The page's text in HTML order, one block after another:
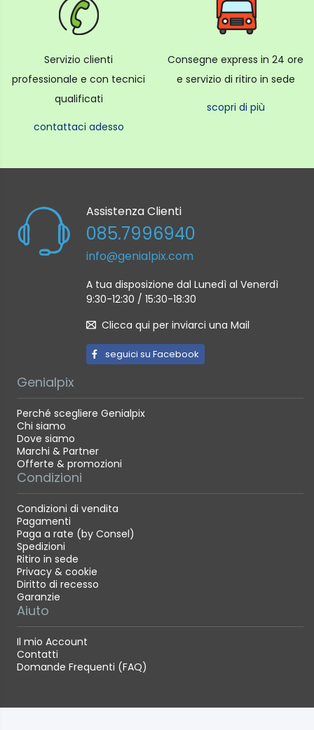
Servizio clienti
professionale e con tecnici
qualificati
contattaci adesso
Consegne express in 24 ore
e servizio di ritiro in sede
scopri di più
Assistenza Clienti
085.7996940
info@genialpix.com
A tua disposizione dal Lunedì al Venerdì
9:30-12:30 / 15:30-18:30
Clicca qui per inviarci una Mail
seguici su Facebook
Genialpix
Perché scegliere Genialpix
Chi siamo
Dove siamo
Marchi & Partner
Offerte & promozioni
Condizioni
Condizioni di vendita
Pagamenti
Paga a rate (by Consel)
Spedizioni
Ritiro in sede
Privacy & cookie
Diritto di recesso
Garanzie
Aiuto
Il mio Account
Contatti
Domande Frequenti (FAQ)